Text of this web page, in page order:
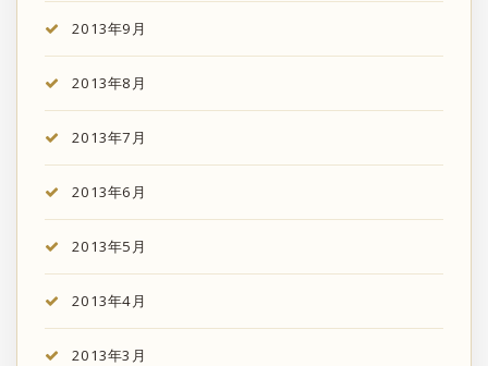
2013年9月
2013年8月
2013年7月
2013年6月
2013年5月
2013年4月
2013年3月